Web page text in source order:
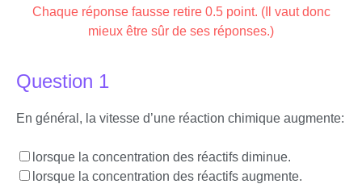
Chaque réponse fausse retire 0.5 point. (Il vaut donc
mieux être sûr de ses réponses.)
Question 1
En général, la vitesse d’une réaction chimique augmente:
lorsque la concentration des réactifs diminue.
lorsque la concentration des réactifs augmente.